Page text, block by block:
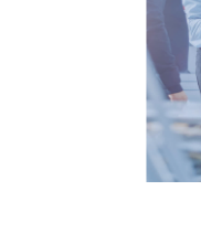
Conseils &
Intégrations
Centre de